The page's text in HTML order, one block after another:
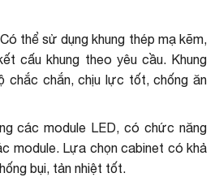
thể sử dụng khung thép mạ kẽm,
cấu khung theo yêu cầu. Khung
chắc chắn, chịu lực tốt, chống ăn
các module LED, có chức năng
module. Lựa chọn cabinet có khả
bụi, tản nhiệt tốt.